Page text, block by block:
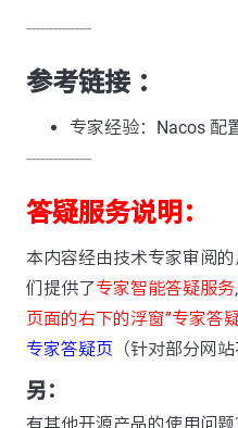
---------------
参考链接 ：
专家经验：Nacos 配
---------------
答疑服务说明：
本内容经由技术专家审阅
们提供了专家智能答疑服务
页面的右下的浮窗”专家答
专家答疑页 （针对部分网
另：